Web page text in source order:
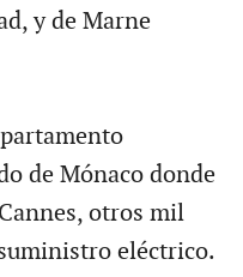
y de Marne
de Mónaco donde
otros mil
eléctrico.